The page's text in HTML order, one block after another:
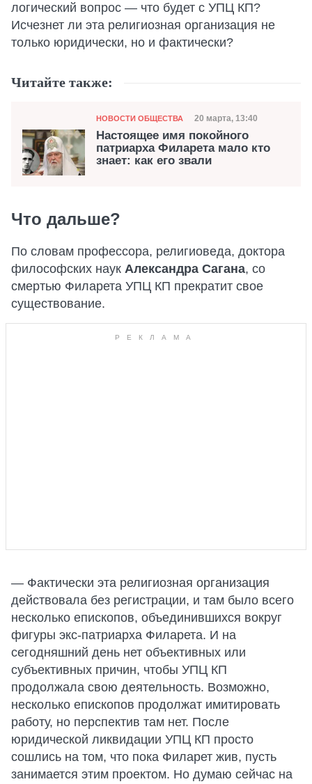
логический вопрос — что будет с УПЦ КП?
Исчезнет ли эта религиозная организация не
только юридически, но и фактически?
Читайте также:
Категория
НОВОСТИ ОБЩЕСТВА Дата публикации
20 марта, 13:40
Настоящее имя покойного
патриарха Филарета мало кто
знает: как его звали
Что дальше?
По словам профессора, религиоведа, доктора
философских наук Александра Сагана, со
смертью Филарета УПЦ КП прекратит свое
существование.
— Фактически эта религиозная организация
действовала без регистрации, и там было всего
несколько епископов, объединившихся вокруг
фигуры экс-патриарха Филарета. И на
сегодняшний день нет объективных или
субъективных причин, чтобы УПЦ КП
продолжала свою деятельность. Возможно,
несколько епископов продолжат имитировать
работу, но перспектив там нет. После
юридической ликвидации УПЦ КП просто
сошлись на том, что пока Филарет жив, пусть
занимается этим проектом. Но думаю сейчас на